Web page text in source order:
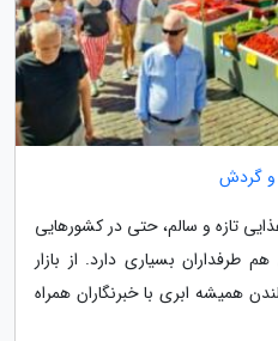
و گردش
تازه و سالم، حتی در کشورهایی
طرفداران بسیاری دارد. از بازار
همیشه ابری با خبرنگاران همراه